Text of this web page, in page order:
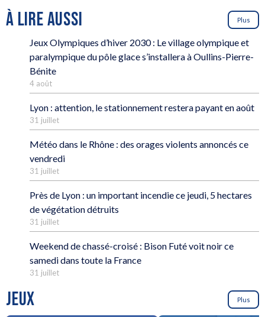
À LIRE AUSSI Plus
Jeux Olympiques d’hiver 2030 : Le village olympique et
paralympique du pôle glace s’installera à Oullins-Pierre-
Bénite
4 août
Lyon : attention, le stationnement restera payant en août
31 juillet
Météo dans le Rhône : des orages violents annoncés ce
vendredi
31 juillet
Près de Lyon : un important incendie ce jeudi, 5 hectares
de végétation détruits
31 juillet
Weekend de chassé-croisé : Bison Futé voit noir ce
samedi dans toute la France
31 juillet
JEUX Plus